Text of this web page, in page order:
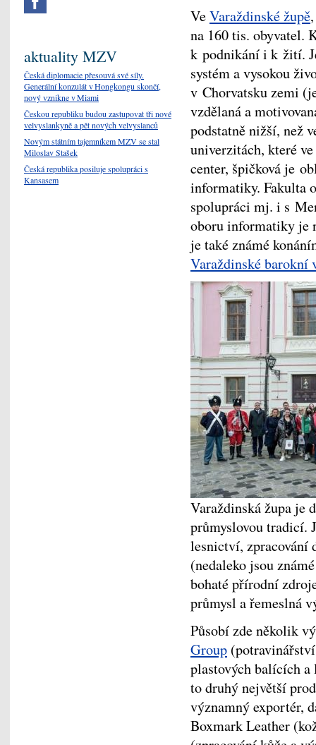
VeVaraždinské župě
na 160 tis. obyvatel.
k podnikání i k žití.
systém a vysokou
v Chorvatsku zemi
vzdělaná a
podstatně nižší, než
univerzitách, které
center, špičková je
informatiky. Fakulta
spolupráci mj. i s
oboru informatiky je
je také známé
Varaždinské barokní
Varaždinská župa je
průmyslovou tradicí.
lesnictví, zpracování
(nedaleko jsou
bohaté přírodní
průmysl a řemeslná
Působí zde několik
Group
plastových balících
to druhý největší
významný exportér,
Boxmark Leather
aktuality MZV
Česká diplomacie přesouvá své síly.
Generální konzulát v Hongkongu skončí,
nový vznikne v Miami
Českou republiku budou zastupovat tři nové
velvyslankyně a pět nových velvyslanců
Novým státním tajemníkem MZV se stal
Miloslav Stašek
Česká republika posiluje spolupráci s
Kansasem